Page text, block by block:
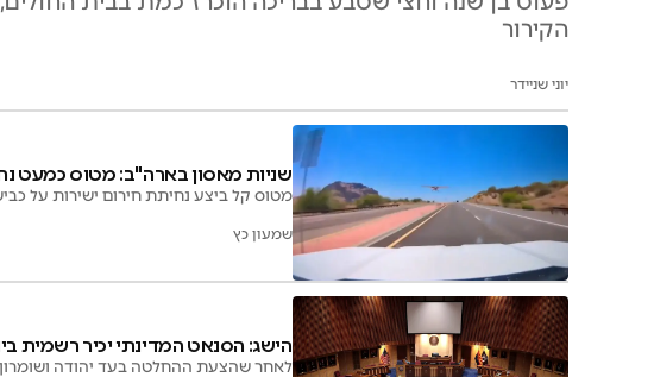
הקירור
יוני שניידר
שניות מאסון בארה"ב: מטוס כמעט
מטוס קל ביצע נחיתת חירום ישירות על
שמעון כץ
הישג: הסנאט המדינתי יכיר רשמית
לאחר שהצעת ההחלטה בעד יהודה